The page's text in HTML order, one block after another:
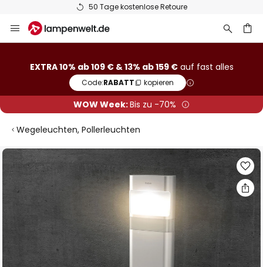
50 Tage kostenlose Retoure
Inhalt
EXTRA 10% ab 109 € & 13% ab 159 €auf fast alles
Code:RABATT kopieren
WOW Week:Bis zu -70%
Wegeleuchten, Pollerleuchten
Zum
Ende
der
Bildgalerie
springen